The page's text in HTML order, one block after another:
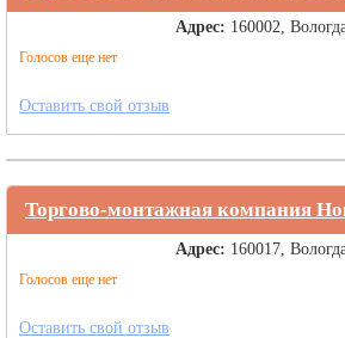
Голосов еще нет
Адрес: 160002,
Оставить свой отзыв
Торгово-монтажная компания
Голосов еще нет
Адрес: 160017,
Оставить свой отзыв